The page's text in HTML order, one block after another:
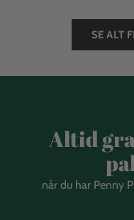
SE ALT
Altid
når du har Penny